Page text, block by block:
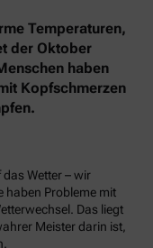
Temperaturen,
der Oktober
haben
Kopfschmerzen
Wetter – wir
haben Probleme mit
Das liegt
Meister darin ist,